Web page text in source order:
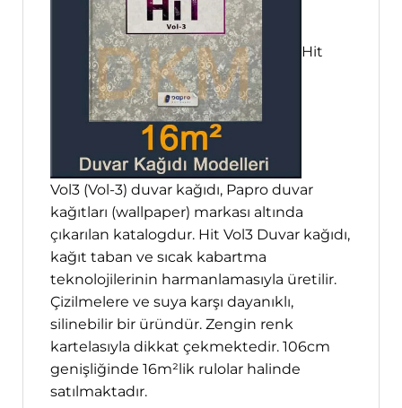
Hit
Vol3 (Vol-3) duvar kağıdı, Papro duvar
kağıtları (wallpaper) markası altında
çıkarılan katalogdur. Hit Vol3 Duvar kağıdı,
kağıt taban ve sıcak kabartma
teknolojilerinin harmanlamasıyla üretilir.
Çizilmelere ve suya karşı dayanıklı,
silinebilir bir üründür. Zengin renk
kartelasıyla dikkat çekmektedir. 106cm
genişliğinde 16m²lik rulolar halinde
satılmaktadır.